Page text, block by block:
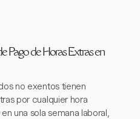
Pago de Horas Extras en
no exentos tienen
por cualquier hora
una sola semana laboral,